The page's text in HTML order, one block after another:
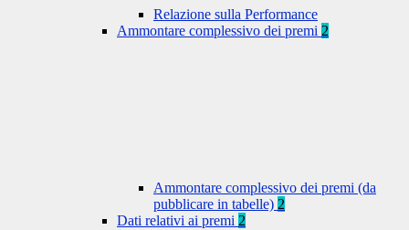
Relazione sulla Performance
Ammontare complessivo dei premi 2
Ammontare complessivo dei premi (da
pubblicare in tabelle) 2
Dati relativi ai premi 2